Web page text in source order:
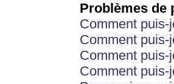
Problèmes de
Comment
Comment
Comment
Comment puis-